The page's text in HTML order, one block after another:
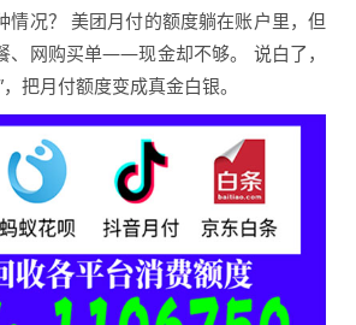
情况？ 美团月付的额度躺在账户里，但
、网购买单——现金却不够。 说白了，
把月付额度变成真金白银。